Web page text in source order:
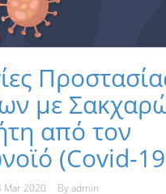
με
από τον
(Covid-
Mar 2020 Byadmin